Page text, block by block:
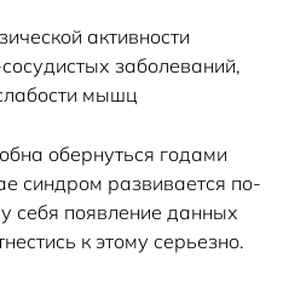
активности
заболеваний,
мышц
обернуться годами
синдром развивается по-
себя появление данных
к этому серьезно.